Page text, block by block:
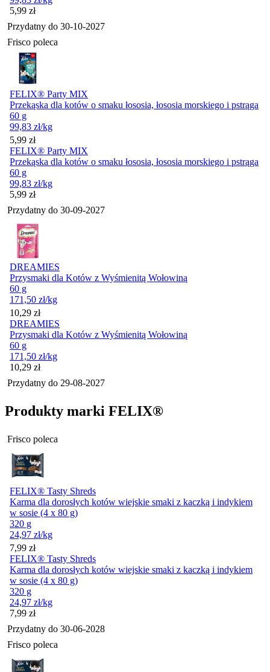
Cena
5,99 zł
Przydatny do 30-10-2027
Frisco poleca
FELIX® Party MIX
Przekąska dla kotów o smaku łososia, łososia morskiego i pstrąga
60 g
99,83 zł/kg
Cena
5,99 zł
FELIX® Party MIX
Przekąska dla kotów o smaku łososia, łososia morskiego i pstrąga
60 g
99,83 zł/kg
Cena
5,99 zł
Przydatny do 30-09-2027
DREAMIES
Przysmaki dla Kotów z Wyśmienitą Wołowiną
60 g
171,50 zł/kg
Cena
10,29 zł
DREAMIES
Przysmaki dla Kotów z Wyśmienitą Wołowiną
60 g
171,50 zł/kg
Cena
10,29 zł
Przydatny do 29-08-2027
Produkty marki FELIX®
Frisco poleca
FELIX® Tasty Shreds
Karma dla dorosłych kotów wiejskie smaki z kaczką i indykiem
w sosie (4 x 80 g)
320 g
24,97 zł/kg
Cena
7,99 zł
FELIX® Tasty Shreds
Karma dla dorosłych kotów wiejskie smaki z kaczką i indykiem
w sosie (4 x 80 g)
320 g
24,97 zł/kg
Cena
7,99 zł
Przydatny do 30-06-2028
Frisco poleca